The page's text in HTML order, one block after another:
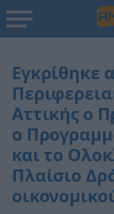
Εγκρίθηκε
Αττικής ο
ο
και το
Πλαίσιο